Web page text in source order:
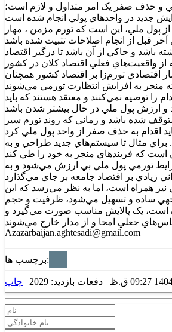
و حذف صفر يک امر متداول و لازم است؛
پول ملي، اين است که تورم مزمن ، مهار
باشد و حاکي از آن باشد تا درگير اقتصاد
واقعيت‌هاي فعلي اقتصاد کلان در کشور
اقتصادي تورم‌زا بر اقتصاد کشور همچنان
توصيه نمي‌کنند و معتقد هستند که بايد
شده باشد و زماني‌ که روند تورم سير
مثال تا سيستم‌هاي جديد طراحي و به
تورمي پول ملي بي ارزش مي‌شود و به
همراه است، اما به نظر مي‌رسد که اين
ساده و تسهيل مي‌شود، ظرفيت و حجم
است، يک پالايش مناسب صورت مي‌گيرد و
Azazarbaijan.aghtesadi@gmail.com
برچسب ها:
دفعات بازدید: 2029 | چاپ